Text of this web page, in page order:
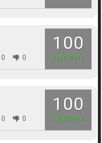
100
EXCELENTE
0 0
100
EXCELENTE
0 0